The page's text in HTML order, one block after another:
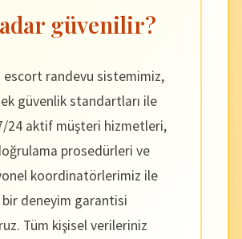
güvenilir?
escort randevu sistemimiz,
güvenlik standartları ile
7/24 aktif müşteri hizmetleri,
prosedürleri ve
koordinatörlerimiz ile
deneyim garantisi
Tüm kişisel verileriniz